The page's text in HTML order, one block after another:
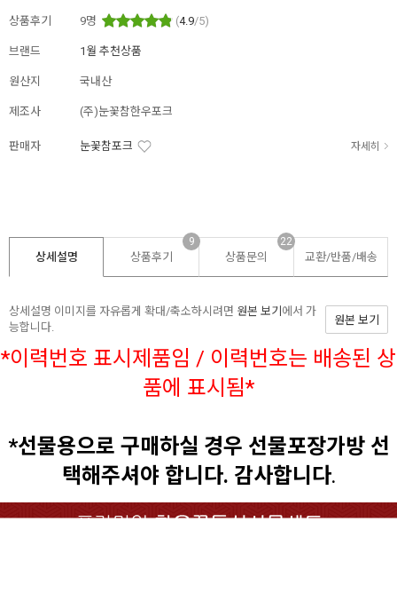
상품후기 9명 (4.9/5)
브랜드 1월 추천상품
원산지 국내산
제조사 (주)눈꽃참한우포크
판매자 눈꽃참포크 자세히
상세설명 상품후기
9
상품문의
22
교환/반품/배송
상세설명 이미지를 자유롭게 확대/축소하시려면 원본 보기 에서 가
능합니다.
원본 보기
*이력번호 표시제품임 / 이력번호는 배송된 상
품에 표시됨*
*선물용으로 구매하실 경우 선물포장가방 선
택해주셔야 합니다. 감사합니다.